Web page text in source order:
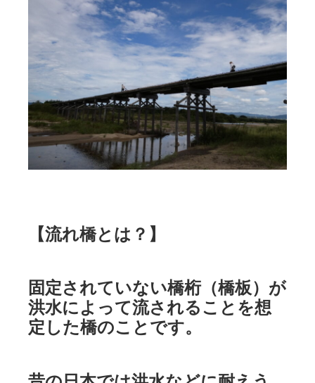
【流れ橋とは？】
固定されていない橋桁（橋板）が
洪水によって流されることを想
定した橋のことです。